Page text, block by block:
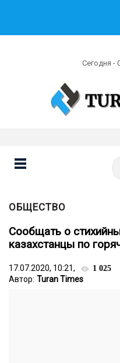
Сегодня -
ОБЩЕСТВО
Сообщать о
казахстанцы по
17.07.2020, 10:21, 1 025
Автор: Turan Times